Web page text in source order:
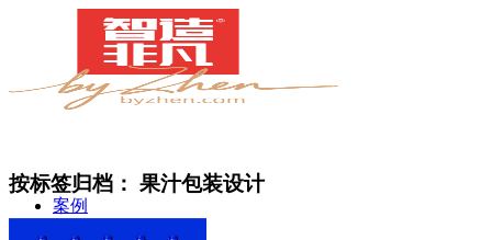
案例
按标签归档： 果汁包装设计